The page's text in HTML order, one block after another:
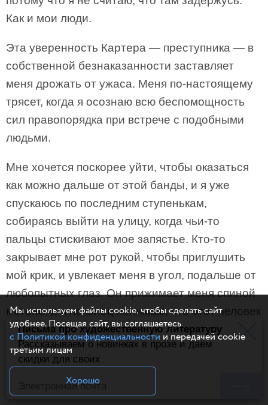
Как и мои люди.
Эта уверенность Картера — преступника — в
собственной безнаказанности заставляет
меня дрожать от ужаса. Меня по-настоящему
трясет, когда я осознаю всю беспомощность
сил правопорядка при встрече с подобными
людьми.
Мне хочется поскорее уйти, чтобы оказаться
как можно дальше от этой банды, и я уже
спускаюсь по последним ступенькам,
собираясь выйти на улицу, когда чьи-то
пальцы стискивают мое запястье. Кто-то
закрывает мне рот рукой, чтобы приглушить
мой крик, и увлекает меня в угол, подальше от
любопытных глаз. Он прижимает меня спиной
к стене, и я наконец понимаю, что этот человек
— Кларк.
Отрывок из романа
отсюда.
Письма про художественную литературу
Рассказываем о новинках в прозе и даем
скидки для своих
Мы используем файлы cookie, чтобы сделать сайт
удобнее. Посещая сайт, вы соглашаетесь
с Политикой конфиденциальностии передачей cookie
третьим лицам
Хорошо